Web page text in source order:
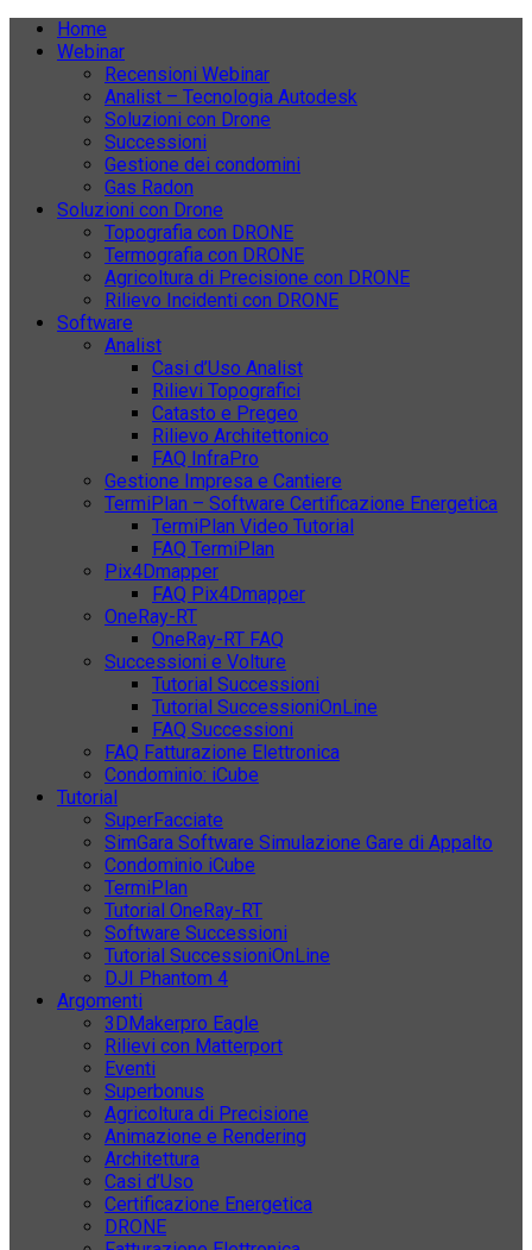
Home
Webinar
Recensioni Webinar
Analist – Tecnologia Autodesk
Soluzioni con Drone
Successioni
Gestione dei condomini
Gas Radon
Soluzioni con Drone
Topografia con DRONE
Termografia con DRONE
Agricoltura di Precisione con DRONE
Rilievo Incidenti con DRONE
Software
Analist
Casi d’Uso Analist
Rilievi Topografici
Catasto e Pregeo
Rilievo Architettonico
FAQ InfraPro
Gestione Impresa e Cantiere
TermiPlan – Software Certificazione Energetica
TermiPlan Video Tutorial
FAQ TermiPlan
Pix4Dmapper
FAQ Pix4Dmapper
OneRay-RT
OneRay-RT FAQ
Successioni e Volture
Tutorial Successioni
Tutorial SuccessioniOnLine
FAQ Successioni
FAQ Fatturazione Elettronica
Condominio: iCube
Tutorial
SuperFacciate
SimGara Software Simulazione Gare di Appalto
Condominio iCube
TermiPlan
Tutorial OneRay-RT
Software Successioni
Tutorial SuccessioniOnLine
DJI Phantom 4
Argomenti
3DMakerpro Eagle
Rilievi con Matterport
Eventi
Superbonus
Agricoltura di Precisione
Animazione e Rendering
Architettura
Casi d’Uso
Certificazione Energetica
DRONE